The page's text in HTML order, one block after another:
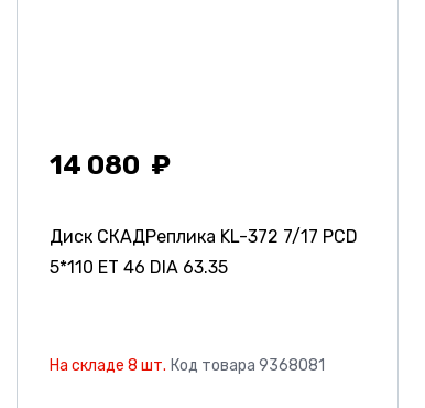
14 080
Диск СКАДРеплика KL-372 7/17 PCD
5*110 ET 46 DIA 63.35
На складе 8 шт. Код товара 9368081